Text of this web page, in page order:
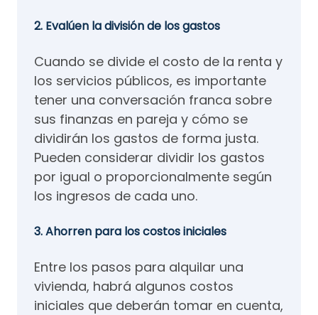
2. Evalúen la división de los gastos
Cuando se divide el costo de la renta y
los servicios públicos, es importante
tener una conversación franca sobre
sus finanzas en pareja y cómo se
dividirán los gastos de forma justa.
Pueden considerar dividir los gastos
por igual o proporcionalmente según
los ingresos de cada uno.
3. Ahorren para los costos iniciales
Entre los pasos para alquilar una
vivienda, habrá algunos costos
iniciales que deberán tomar en cuenta,